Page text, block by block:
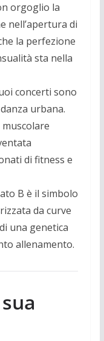
orgoglio la
nell’apertura di
la perfezione
sta nella
concerti sono
urbana.
di fitness e
B è il simbolo
da curve
una genetica
allenamento.